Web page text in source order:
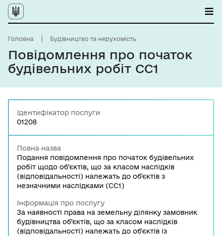
Головна Будівництво та нерухомість
Повідомлення про початок
будівельних робіт СС1
Ідентифікатор послуги
01208
Повна назва
Подання повідомлення про початок будівельних
робіт щодо об’єктів, що за класом наслідків
(відповідальності) належать до об'єктів з
незначними наслідками (СС1)
Інформація про послугу
За наявності права на земельну ділянку замовник
будівництва об’єктів, що за класом наслідків
(відповідальності) належать до об'єктів із